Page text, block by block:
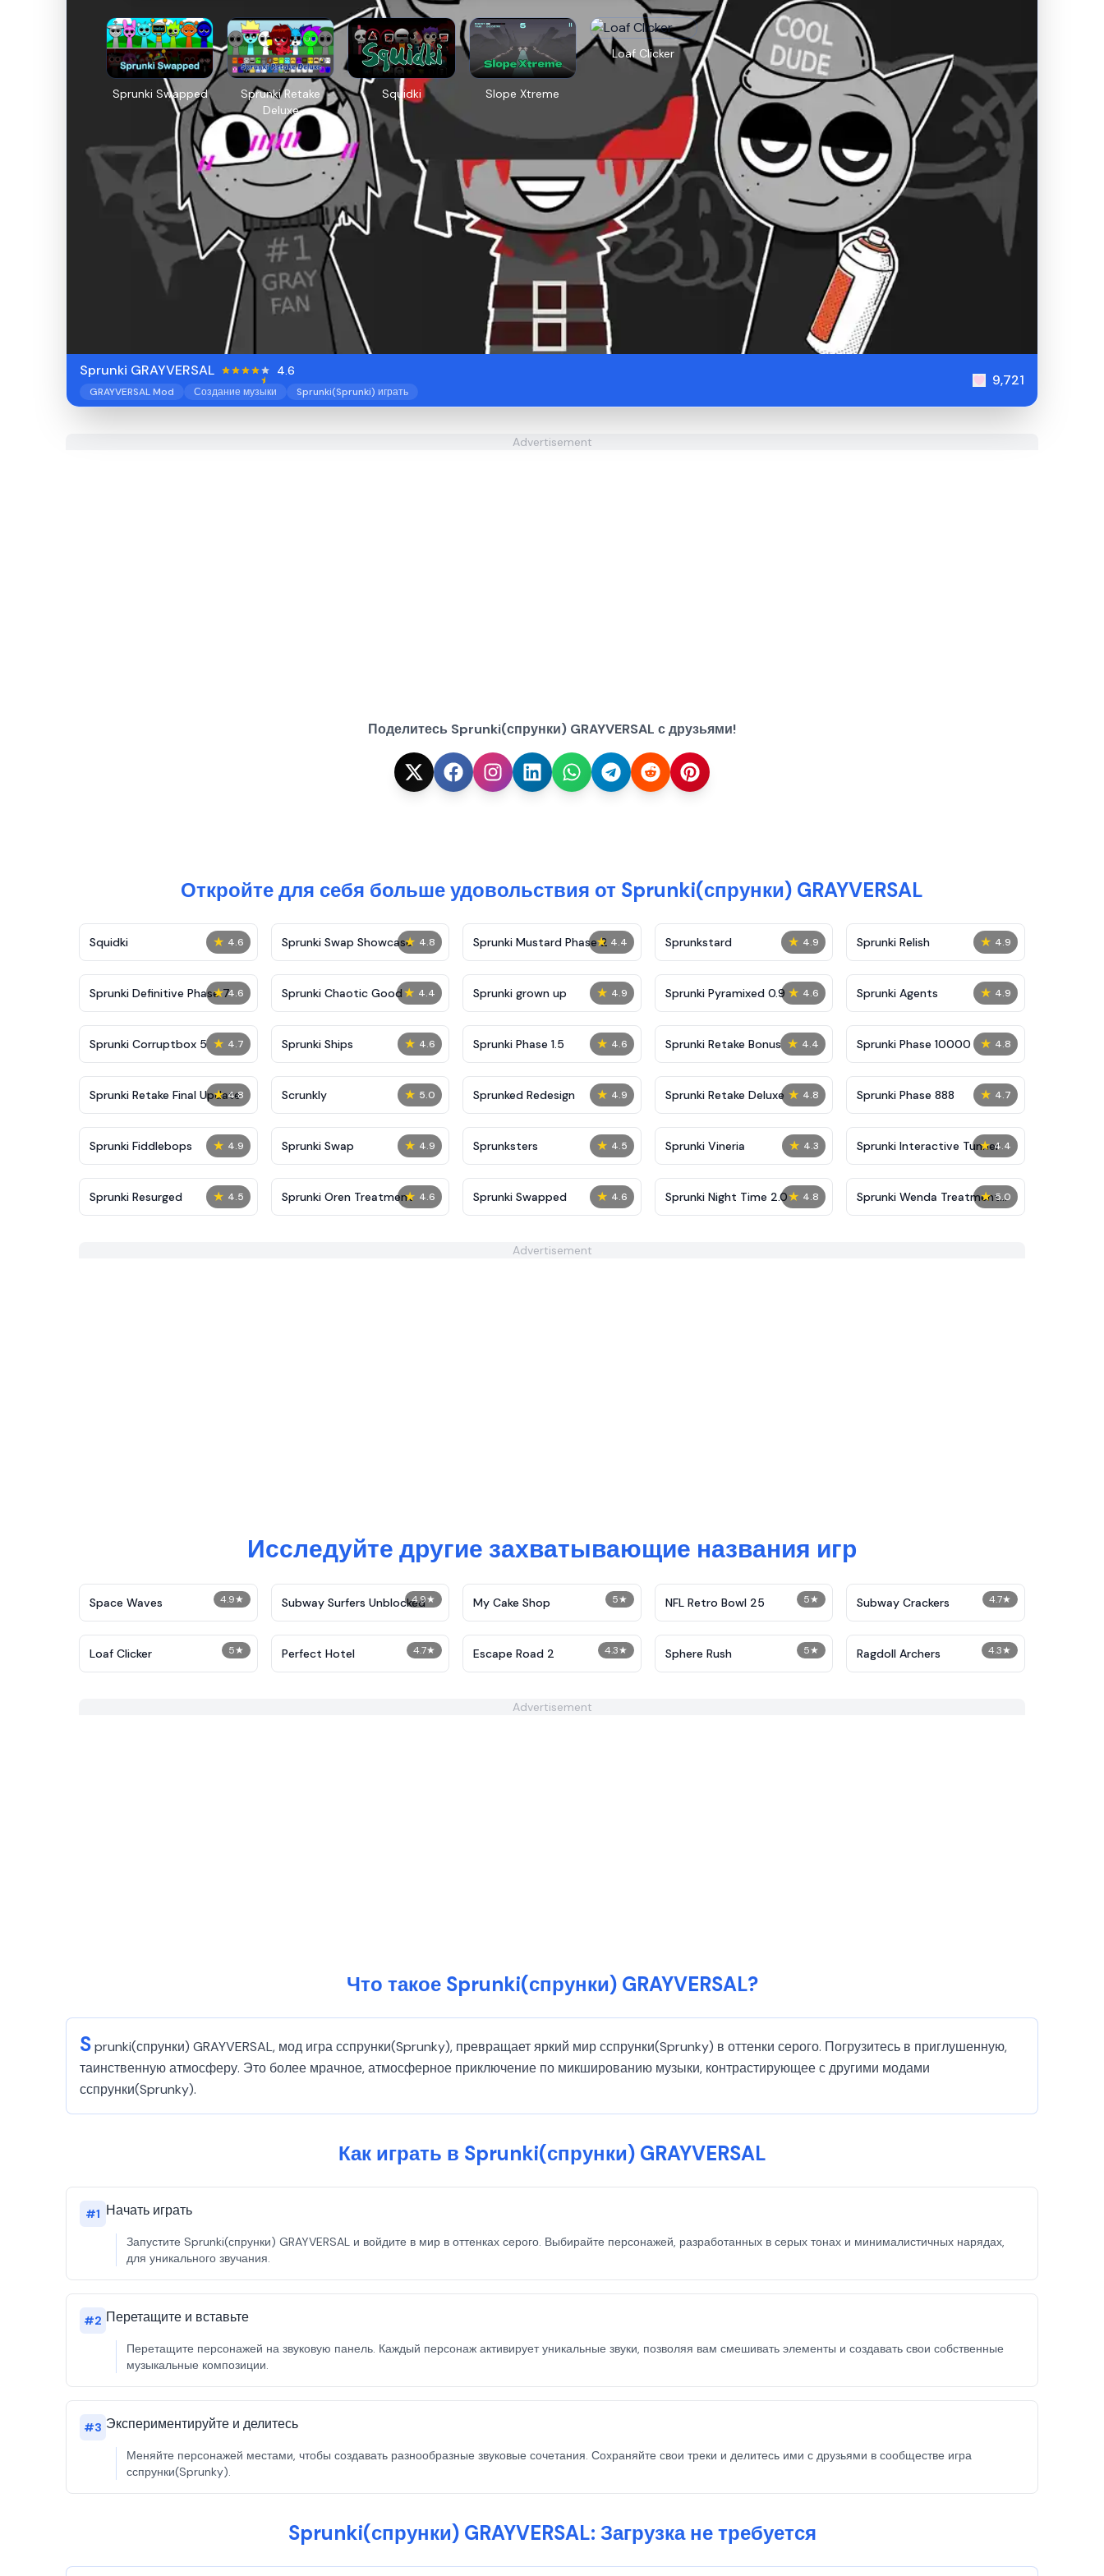
Sprunki Swapped
Sprunki Retake
Deluxe
Squidki Slope Xtreme
Loaf Clicker
Sprunki GRAYVERSAL 4.6
GRAYVERSAL Mod Создание музыки Sprunki(Sprunki) играть
9,721
Advertisement
Поделитесь Sprunki(спрунки) GRAYVERSAL с друзьями!
Откройте для себя больше удовольствия от Sprunki(спрунки) GRAYVERSAL
★ 4.6
Squidki ★ 4.8
Sprunki Swap Showcase ★ 4.4
Sprunki Mustard Phase 2 ★ 4.9
Sprunkstard ★ 4.9
Sprunki Relish
★ 4.6
Sprunki Definitive Phase 7 ★ 4.4
Sprunki Chaotic Good ★ 4.9
Sprunki grown up ★ 4.6
Sprunki Pyramixed 0.9 ★ 4.9
Sprunki Agents
★ 4.7
Sprunki Corruptbox 5 ★ 4.6
Sprunki Ships ★ 4.6
Sprunki Phase 1.5 ★ 4.4
Sprunki Retake Bonus ★ 4.8
Sprunki Phase 10000
★ 4.8
Sprunki Retake Final Update ★ 5.0
Scrunkly ★ 4.9
Sprunked Redesign ★ 4.8
Sprunki Retake Deluxe ★ 4.7
Sprunki Phase 888
★ 4.9
Sprunki Fiddlebops ★ 4.9
Sprunki Swap ★ 4.5
Sprunksters ★ 4.3
Sprunki Vineria ★ 4.4
Sprunki Interactive Tunner
★ 4.5
Sprunki Resurged ★ 4.6
Sprunki Oren Treatment ★ 4.6
Sprunki Swapped ★ 4.8
Sprunki Night Time 2.0 ★ 5.0
Sprunki Wenda Treatment
2.5
Advertisement
Исследуйте другие захватывающие названия игр
4.9★
Space Waves 4.9★
Subway Surfers Unblocked 5★
My Cake Shop 5★
NFL Retro Bowl 25 4.7★
Subway Crackers
5★
Loaf Clicker 4.7★
Perfect Hotel 4.3★
Escape Road 2 5★
Sphere Rush 4.3★
Ragdoll Archers
Advertisement
Что такое Sprunki(спрунки) GRAYVERSAL?
Sprunki(спрунки) GRAYVERSAL, мод игра сспрунки(Sprunky), превращает яркий мир сспрунки(Sprunky) в оттенки серого. Погрузитесь в приглушенную,
таинственную атмосферу. Это более мрачное, атмосферное приключение по микшированию музыки, контрастирующее с другими модами
сспрунки(Sprunky).
Как играть в Sprunki(спрунки) GRAYVERSAL
#1 Начать играть
Запустите Sprunki(спрунки) GRAYVERSAL и войдите в мир в оттенках серого. Выбирайте персонажей, разработанных в серых тонах и минималистичных нарядах,
для уникального звучания.
#2 Перетащите и вставьте
Перетащите персонажей на звуковую панель. Каждый персонаж активирует уникальные звуки, позволяя вам смешивать элементы и создавать свои собственные
музыкальные композиции.
#3 Экспериментируйте и делитесь
Меняйте персонажей местами, чтобы создавать разнообразные звуковые сочетания. Сохраняйте свои треки и делитесь ими с друзьями в сообществе игра
сспрунки(Sprunky).
Sprunki(спрунки) GRAYVERSAL: Загрузка не требуется